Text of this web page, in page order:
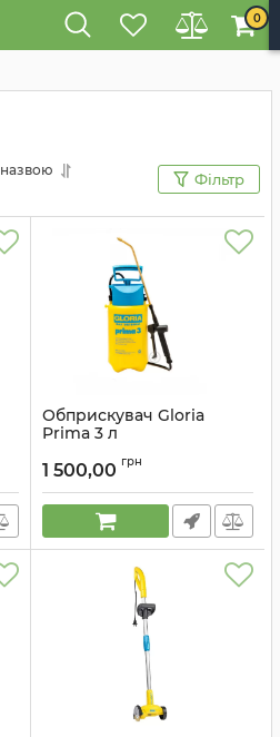
0
назвою
Фільтр
Обприскувач Gloria
Prima 3 л
1 500,00 грн